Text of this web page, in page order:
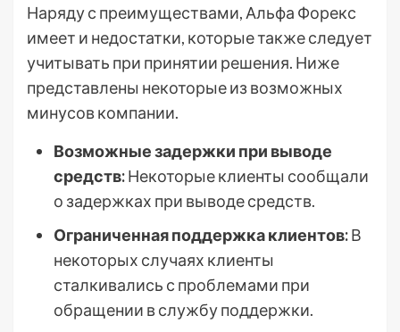
Наряду с преимуществами, Альфа Форекс
имеет и недостатки, которые также следует
учитывать при принятии решения. Ниже
представлены некоторые из возможных
минусов компании.
Возможные задержки при выводе
средств:Некоторые клиенты сообщали
о задержках при выводе средств.
Ограниченная поддержка клиентов:В
некоторых случаях клиенты
сталкивались с проблемами при
обращении в службу поддержки.